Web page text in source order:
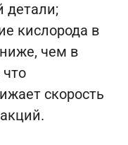
детали;
кислорода в
чем в
скорость